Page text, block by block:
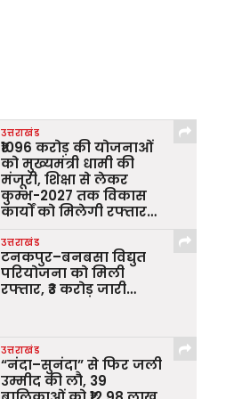
उत्तराखंड
₹1096 करोड़ की योजनाओं
को मुख्यमंत्री धामी की
मंजूरी, शिक्षा से लेकर
कुम्भ-2027 तक विकास
कार्यों को मिलेगी रफ्तार…
उत्तराखंड
टनकपुर–बनबसा विद्युत
परियोजना को मिली
रफ्तार, ₹3 करोड़ जारी…
उत्तराखंड
“नंदा–सुनंदा” से फिर जली
उम्मीद की लौ, 39